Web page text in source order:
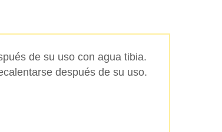
de su uso con agua tibia.
después de su uso.